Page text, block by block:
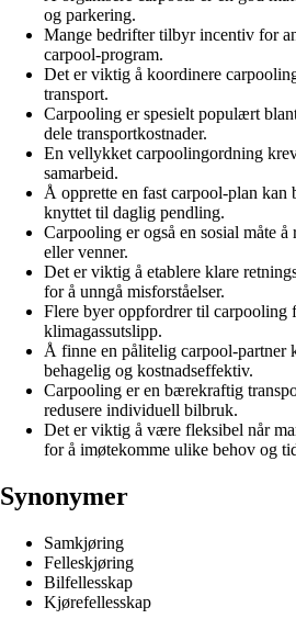
og parkering.
Mange bedrifter tilbyr incentiv for
carpool-program.
Det er viktig å koordinere
transport.
Carpooling er spesielt populært
dele transportkostnader.
En vellykket carpoolingordning
samarbeid.
Å opprette en fast carpool-plan kan
knyttet til daglig pendling.
Carpooling er også en sosial måte å
eller venner.
Det er viktig å etablere klare
for å unngå misforståelser.
Flere byer oppfordrer til carpooling
klimagassutslipp.
Å finne en pålitelig carpool-partner
behagelig og kostnadseffektiv.
Carpooling er en bærekraftig
redusere individuell bilbruk.
Det er viktig å være fleksibel når
for å imøtekomme ulike behov og
Synonymer
Samkjøring
Felleskjøring
Bilfellesskap
Kjørefellesskap